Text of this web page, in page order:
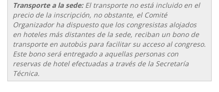
Transporte a la sede: El transporte no está incluido en el
precio de la inscripción, no obstante, el Comité
Organizador ha dispuesto que los congresistas alojados
en hoteles más distantes de la sede, reciban un bono de
transporte en autobús para facilitar su acceso al congreso.
Este bono será entregado a aquellas personas con
reservas de hotel efectuadas a través de la Secretaría
Técnica.